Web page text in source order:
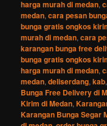
harga murah di medan,
medan,cara pesan
bunga gratis ongkos
murah di medan,cara
karangan bunga free
bunga gratis ongkos
harga murah di medan,
medan,deliserdang,kab
Bunga Free Delivery di
Kirim di Medan,
Karangan Bunga Segar